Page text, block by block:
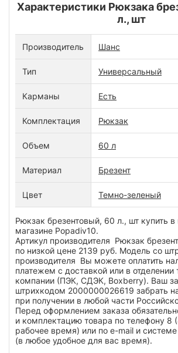
Характеристики Рюкзака
л., шт
Производитель Шанс
Тип Универсальный
Карманы Есть
Комплектация Рюкзак
Объем 60 л
Материал Брезент
Цвет Темно-зеленый
Рюкзак брезентовый, 60 л., шт купить в
магазине Popadiv10.
Артикул производителя Рюкзак
по низкой цене 2139 руб. Модель со
производителя Вы можете оплатить
платежем с доставкой или в отделении
компании (ПЭК, СДЭК, Boxberry). Ваш
штрихкодом 2000000026619 забрать
при получении в любой части
Перед оформлением заказа
и комплектацию товара по телефону 8
рабочее время) или по e-mail и системе
(в любое удобное для вас время).